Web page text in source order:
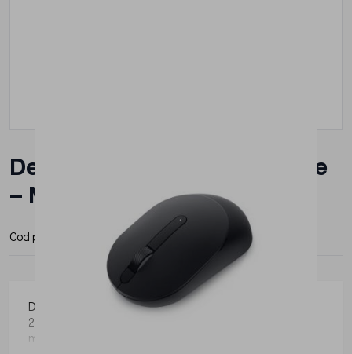
Dell full-size Wireless Mouse
– MS300, Negru
Cod produs: 570-ABOC Producator:
Dell Full-Size Wireless Mouse – MS300, negru, wireless
2.4GHz, DPI: 1000-4000, optic LED, 3 butoane, scroll
mecanic, greutate: 65 g, garantie: 3 ani